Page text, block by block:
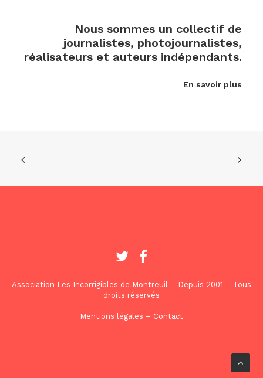
Nous sommes un collectif de
journalistes, photojournalistes,
réalisateurs et auteurs indépendants.
En savoir plus
Association Les Incorrigibles de Montreuil – Depuis 2001 – Tous
droits réservés
Mentions légales – Contact